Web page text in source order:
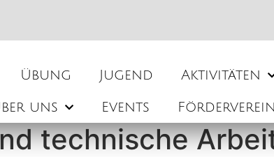
Übung Jugend Aktivitäten
uns Events Förderverein
technische